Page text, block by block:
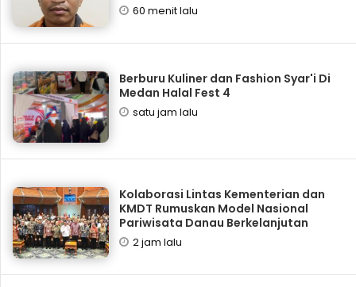
60 menit lalu
‎Berburu Kuliner dan Fashion Syar'i Di
Medan Halal Fest 4
satu jam lalu
Kolaborasi Lintas Kementerian dan
KMDT Rumuskan Model Nasional
Pariwisata Danau Berkelanjutan
2 jam lalu